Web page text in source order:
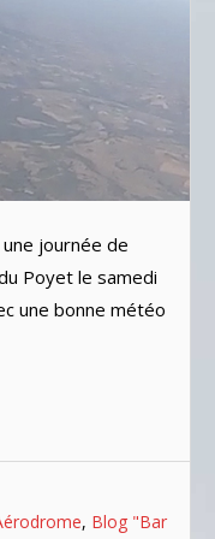
journée de
Poyet le samedi
une bonne météo
, Blog "Bar